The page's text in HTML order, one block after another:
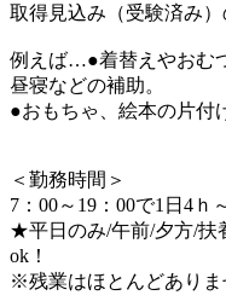
取得見込み（受験済み
例えば…●着替えやおむ
昼寝などの補助。
●おもちゃ、絵本の片
＜勤務時間＞
7：00～19：00で1日4ｈ
★平日のみ/午前/夕方/扶
ok！
※残業はほとんどありま